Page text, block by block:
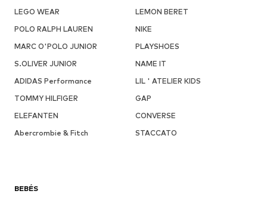
LEGO WEAR
LEMON BERET
POLO RALPH LAUREN
NIKE
MARC O'POLO JUNIOR
PLAYSHOES
S.OLIVER JUNIOR
NAME IT
ADIDAS Performance
LIL ' ATELIER KIDS
TOMMY HILFIGER
GAP
ELEFANTEN
CONVERSE
Abercrombie & Fitch
STACCATO
BEBÉS